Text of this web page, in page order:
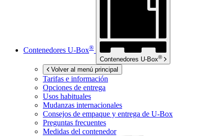
Contenedores U-Box®
Contenedores U-Box®
Volver al menú principal
Tarifas e información
Opciones de entrega
Usos habituales
Mudanzas internacionales
Consejos de empaque y entrega de U-Box
Preguntas frecuentes
Medidas del contenedor